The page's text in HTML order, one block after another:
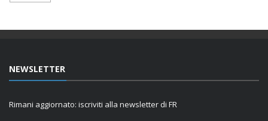
NEWSLETTER
Rimani aggiornato: iscriviti alla newsletter di FR